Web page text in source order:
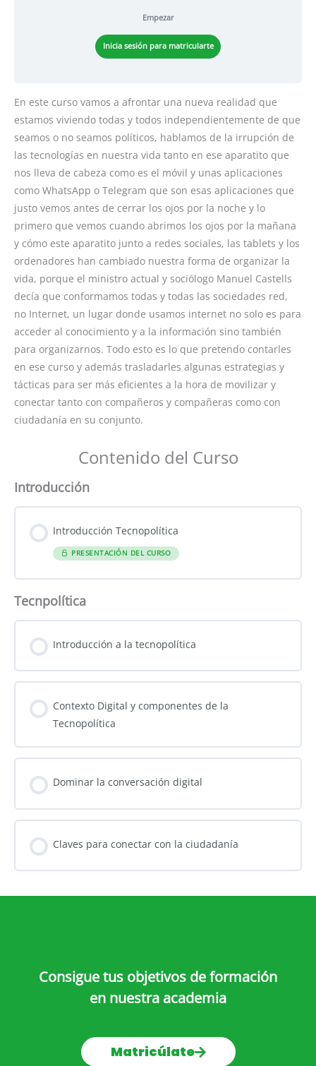
Empezar
Inicia sesión para matricularte
En este curso vamos a afrontar una nueva realidad que
estamos viviendo todas y todos independientemente de que
seamos o no seamos políticos, hablamos de la irrupción de
las tecnologías en nuestra vida tanto en ese aparatito que
nos lleva de cabeza como es el móvil y unas aplicaciones
como WhatsApp o Telegram que son esas aplicaciones que
justo vemos antes de cerrar los ojos por la noche y lo
primero que vemos cuando abrimos los ojos por la mañana
y cómo este aparatito junto a redes sociales, las tablets y los
ordenadores han cambiado nuestra forma de organizar la
vida, porque el ministro actual y sociólogo Manuel Castells
decía que conformamos todas y todas las sociedades red,
no Internet, un lugar donde usamos internet no solo es para
acceder al conocimiento y a la información sino también
para organizarnos. Todo esto es lo que pretendo contarles
en ese curso y además trasladarles algunas estrategias y
tácticas para ser más eficientes a la hora de movilizar y
conectar tanto con compañeros y compañeras como con
ciudadanía en su conjunto.
Contenido del Curso
Introducción
Introducción Tecnopolítica
PRESENTACIÓN DEL CURSO
Tecnpolítica
Introducción a la tecnopolítica
Contexto Digital y componentes de la
Tecnopolítica
Dominar la conversación digital
Claves para conectar con la ciudadanía
Consigue tus objetivos de formación
en nuestra academia
Matricúlate